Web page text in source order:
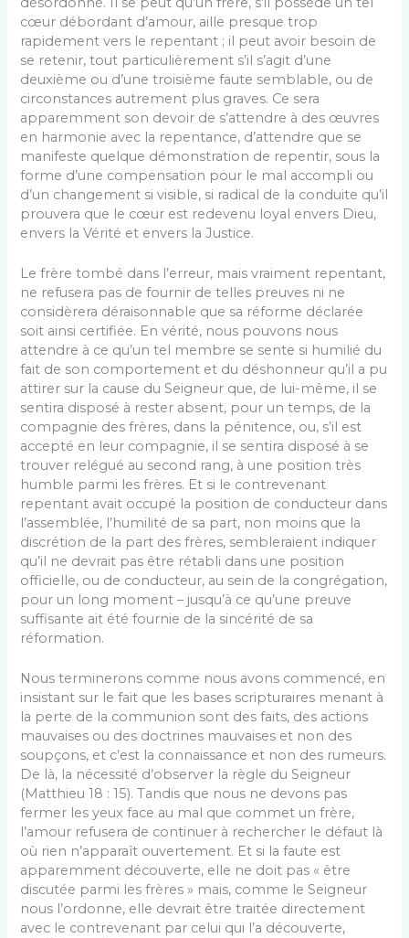
cœur débordant d’amour, aille presque trop
rapidement vers le repentant ; il peut avoir besoin de
se retenir, tout particulièrement s’il s’agit d’une
deuxième ou d’une troisième faute semblable, ou de
circonstances autrement plus graves. Ce sera
apparemment son devoir de s’attendre à des œuvres
en harmonie avec la repentance, d’attendre que se
manifeste quelque démonstration de repentir, sous la
forme d’une compensation pour le mal accompli ou
d’un changement si visible, si radical de la conduite qu’il
prouvera que le cœur est redevenu loyal envers Dieu,
envers la Vérité et envers la Justice.
Le frère tombé dans l’erreur, mais vraiment repentant,
ne refusera pas de fournir de telles preuves ni ne
considèrera déraisonnable que sa réforme déclarée
soit ainsi certifiée. En vérité, nous pouvons nous
attendre à ce qu’un tel membre se sente si humilié du
fait de son comportement et du déshonneur qu’il a pu
attirer sur la cause du Seigneur que, de lui-même, il se
sentira disposé à rester absent, pour un temps, de la
compagnie des frères, dans la pénitence, ou, s’il est
accepté en leur compagnie, il se sentira disposé à se
trouver relégué au second rang, à une position très
humble parmi les frères. Et si le contrevenant
repentant avait occupé la position de conducteur dans
l’assemblée, l’humilité de sa part, non moins que la
discrétion de la part des frères, sembleraient indiquer
qu’il ne devrait pas être rétabli dans une position
officielle, ou de conducteur, au sein de la congrégation,
pour un long moment – jusqu’à ce qu’une preuve
suffisante ait été fournie de la sincérité de sa
réformation.
Nous terminerons comme nous avons commencé, en
insistant sur le fait que les bases scripturaires menant à
la perte de la communion sont des faits, des actions
mauvaises ou des doctrines mauvaises et non des
soupçons, et c’est la connaissance et non des rumeurs.
De là, la nécessité d’observer la règle du Seigneur
(Matthieu 18 : 15). Tandis que nous ne devons pas
fermer les yeux face au mal que commet un frère,
l’amour refusera de continuer à rechercher le défaut là
où rien n’apparaît ouvertement. Et si la faute est
apparemment découverte, elle ne doit pas « être
discutée parmi les frères » mais, comme le Seigneur
nous l’ordonne, elle devrait être traitée directement
avec le contrevenant par celui qui l’a découverte,